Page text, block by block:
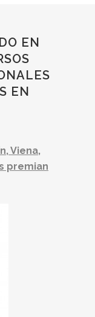
EN
EN
Viena,
premian